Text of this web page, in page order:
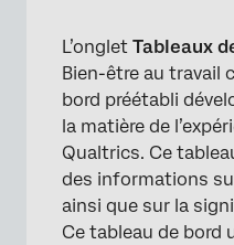
L’onglet Tableaux
Bien-être au travail
bord préétabli
la matière de
Qualtrics. Ce
des informations
ainsi que sur la
Ce tableau de bord